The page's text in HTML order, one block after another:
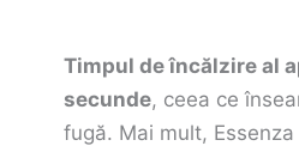
Timpul de încălzire al
secunde, ceea ce
fugă. Mai mult,